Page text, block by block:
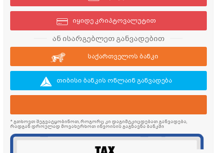
იყიდე კრიპტოვალუტით
ან ისარგებლეთ განვადებით
საქართველოს ბანკი
თიბისი ბანკის ონლაინ განვადება
* გთხოვთ შეგვატყობინოთ, როგორც კი დაგიმტკიცდებათ განვადება,
რადგან დროულად მოვახერხოთ ინვოისის გაგზავნა ბანკში